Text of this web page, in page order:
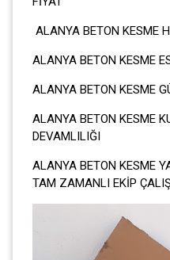
ALANYA BETON KESME
ALANYA BETON KESME
ALANYA BETON KESME
ALANYA BETON KESME
DEVAMLILIĞI
ALANYA BETON KESME
TAM ZAMANLI EKİP